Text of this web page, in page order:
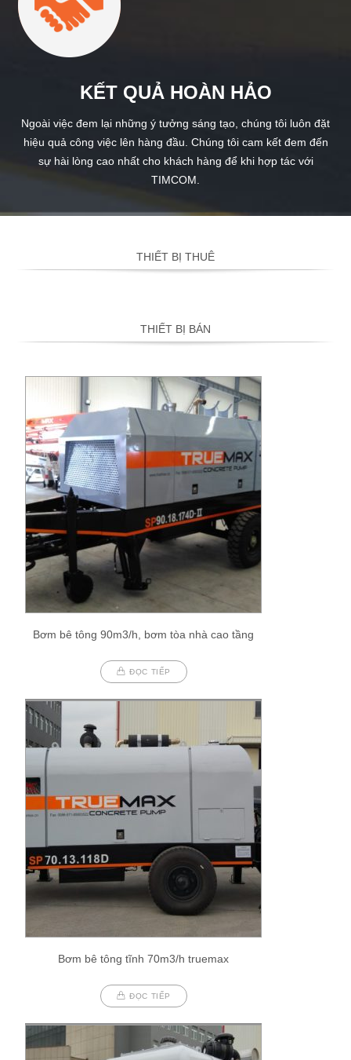
KẾT QUẢ HOÀN HẢO
Ngoài việc đem lại những ý tưởng sáng tạo, chúng tôi luôn đặt
hiệu quả công việc lên hàng đầu. Chúng tôi cam kết đem đến
sự hài lòng cao nhất cho khách hàng để khi hợp tác với
TIMCOM.
THIẾT BỊ THUÊ
THIẾT BỊ BÁN
Bơm bê tông 90m3/h, bơm tòa nhà cao tầng
ĐỌC TIẾP
Bơm bê tông tĩnh 70m3/h truemax
ĐỌC TIẾP